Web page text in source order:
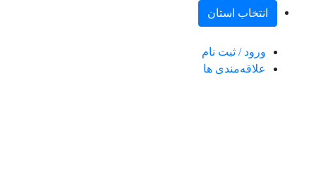
انتخاب استان
ورود / ثبت نام
علاقه‌مندی ها